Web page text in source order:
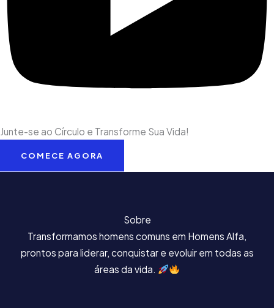
Junte-se ao Círculo e Transforme Sua Vida!
COMECE AGORA
Sobre
Transformamos homens comuns em Homens Alfa,
prontos para liderar, conquistar e evoluir em todas as
áreas da vida.